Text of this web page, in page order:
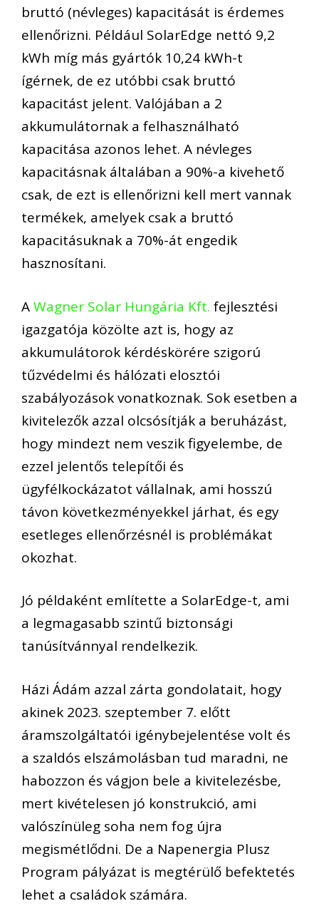
bruttó (névleges) kapacitását is érdemes
ellenőrizni. Például SolarEdge nettó 9,2
kWh míg más gyártók 10,24 kWh-t
ígérnek, de ez utóbbi csak bruttó
kapacitást jelent. Valójában a 2
akkumulátornak a felhasználható
kapacitása azonos lehet. A névleges
kapacitásnak általában a 90%-a kivehető
csak, de ezt is ellenőrizni kell mert vannak
termékek, amelyek csak a bruttó
kapacitásuknak a 70%-át engedik
hasznosítani.
AWagner Solar Hungária Kft. fejlesztési
igazgatója közölte azt is, hogy az
akkumulátorok kérdéskörére szigorú
tűzvédelmi és hálózati elosztói
szabályozások vonatkoznak. Sok esetben a
kivitelezők azzal olcsósítják a beruházást,
hogy mindezt nem veszik figyelembe, de
ezzel jelentős telepítői és
ügyfélkockázatot vállalnak, ami hosszú
távon következményekkel járhat, és egy
esetleges ellenőrzésnél is problémákat
okozhat.
Jó példaként említette a SolarEdge-t, ami
a legmagasabb szintű biztonsági
tanúsítvánnyal rendelkezik.
Házi Ádám azzal zárta gondolatait, hogy
akinek 2023. szeptember 7. előtt
áramszolgáltatói igénybejelentése volt és
a szaldós elszámolásban tud maradni, ne
habozzon és vágjon bele a kivitelezésbe,
mert kivételesen jó konstrukció, ami
valószínüleg soha nem fog újra
megismétlődni. De a Napenergia Plusz
Program pályázat is megtérülő befektetés
lehet a családok számára.